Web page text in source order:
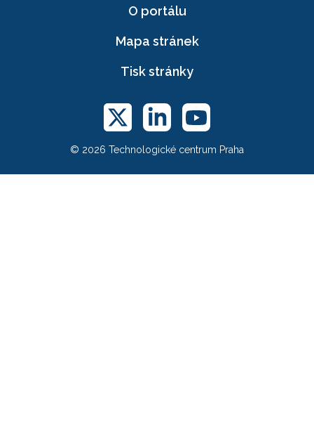
O portálu
Mapa stránek
Tisk stránky
© 2026 Technologické centrum Praha